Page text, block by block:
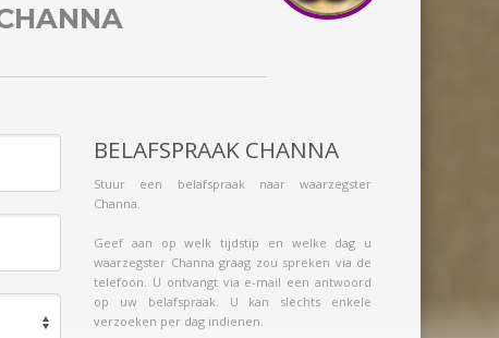
BELAFSPRAAK CHANNA
Stuur een belafspraak naar waarzegster
Channa.
Geef aan op welk tijdstip en welke dag u
waarzegster Channa graag zou spreken via de
telefoon. U ontvangt via e-mail een antwoord
op uw belafspraak. U kan slechts enkele
verzoeken per dag indienen.